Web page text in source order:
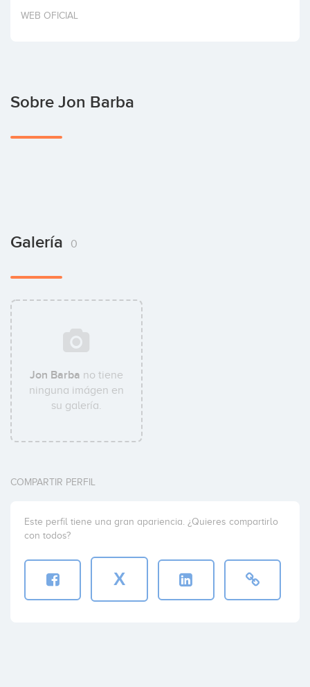
Invertir
WEB OFICIAL
Sobre Jon Barba
Galería 0
Jon Barba no tiene
ninguna imágen en
su galería.
COMPARTIR PERFIL
Este perfil tiene una gran apariencia. ¿Quieres compartirlo
con todos?
X